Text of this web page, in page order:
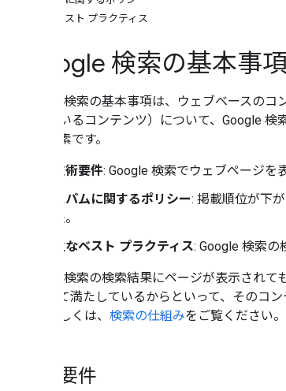
主なベスト プラクティス
Google 検索の基本事項
Google 検索の基本事項は、ウェブベースの
されているコンテンツ）について、Google
要な要素です。
技術要件: Google 検索でウェブページを
スパムに関するポリシー: 掲載順位が下
法。
主なベスト プラクティス: Google 検索の
Google 検索の検索結果にページが表示され
をすべて満たしているからといって、そのコ
ん。詳しくは、 検索の仕組みをご覧ください。
技術要件